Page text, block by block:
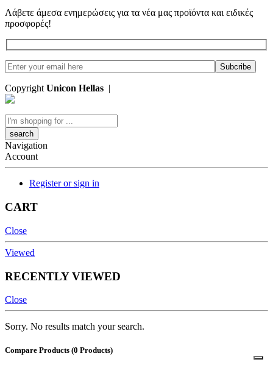
Λάβετε άμεσα ενημερώσεις για τα νέα μας προϊόντα και ειδικές
προσφορές!
Copyright Unicon Hellas |
Search
here
Navigation
Account
Register or sign in
CART
Close
Viewed
RECENTLY VIEWED
Close
Sorry. No results match your search.
Compare Products (0 Products)